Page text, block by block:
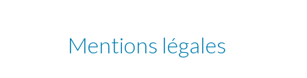
Mentions légales